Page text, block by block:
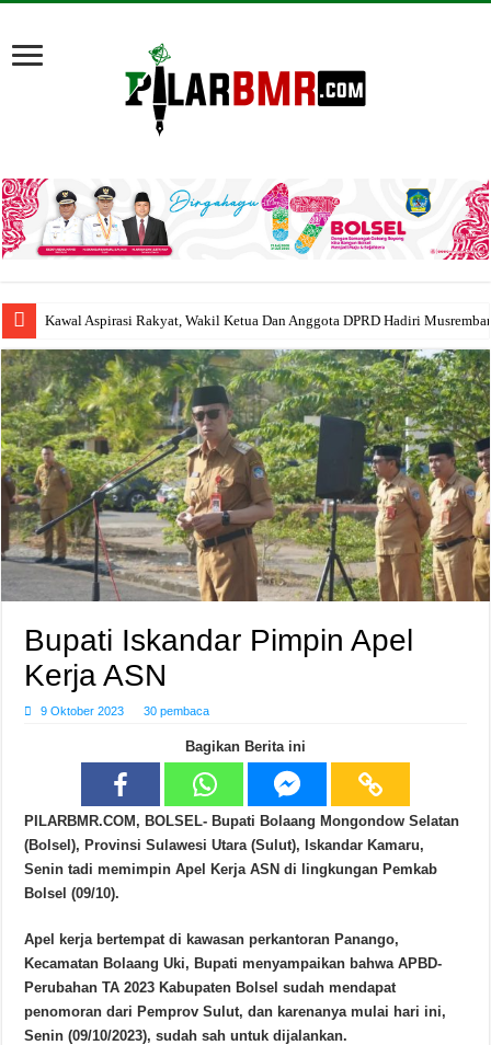
Kawal Aspirasi Rakyat, Wakil Ketua Dan Anggota DPRD Hadiri
Bupati Iskandar Pimpin Apel
Kerja ASN
9 Oktober 2023 30 pembaca
Bagikan Berita ini
PILARBMR.COM, BOLSEL- Bupati Bolaang Mongondow Selatan
(Bolsel), Provinsi Sulawesi Utara (Sulut), Iskandar Kamaru,
Senin tadi memimpin Apel Kerja ASN di lingkungan Pemkab
Bolsel (09/10).
Apel kerja bertempat di kawasan perkantoran Panango,
Kecamatan Bolaang Uki, Bupati menyampaikan bahwa APBD-
Perubahan TA 2023 Kabupaten Bolsel sudah mendapat
penomoran dari Pemprov Sulut, dan karenanya mulai hari ini,
Senin (09/10/2023), sudah sah untuk dijalankan.